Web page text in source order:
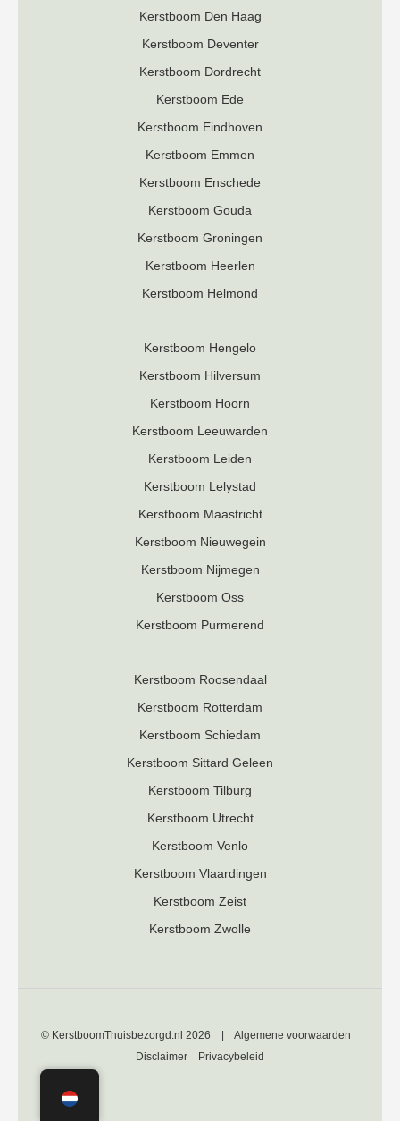
Kerstboom Den Haag
Kerstboom Deventer
Kerstboom Dordrecht
Kerstboom Ede
Kerstboom Eindhoven
Kerstboom Emmen
Kerstboom Enschede
Kerstboom Gouda
Kerstboom Groningen
Kerstboom Heerlen
Kerstboom Helmond
Kerstboom Hengelo
Kerstboom Hilversum
Kerstboom Hoorn
Kerstboom Leeuwarden
Kerstboom Leiden
Kerstboom Lelystad
Kerstboom Maastricht
Kerstboom Nieuwegein
Kerstboom Nijmegen
Kerstboom Oss
Kerstboom Purmerend
Kerstboom Roosendaal
Kerstboom Rotterdam
Kerstboom Schiedam
Kerstboom Sittard Geleen
Kerstboom Tilburg
Kerstboom Utrecht
Kerstboom Venlo
Kerstboom Vlaardingen
Kerstboom Zeist
Kerstboom Zwolle
© KerstboomThuisbezorgd.nl 2026 | Algemene voorwaarden
Disclaimer
Privacybeleid